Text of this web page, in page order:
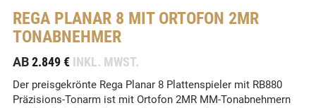
REGA PLANAR 8 MIT ORTOFON 2MR
TONABNEHMER
AB2.849 € INKL. MWST.
Der preisgekrönte Rega Planar 8 Plattenspieler mit RB880
Präzisions-Tonarm ist mit Ortofon 2MR MM-Tonabnehmern